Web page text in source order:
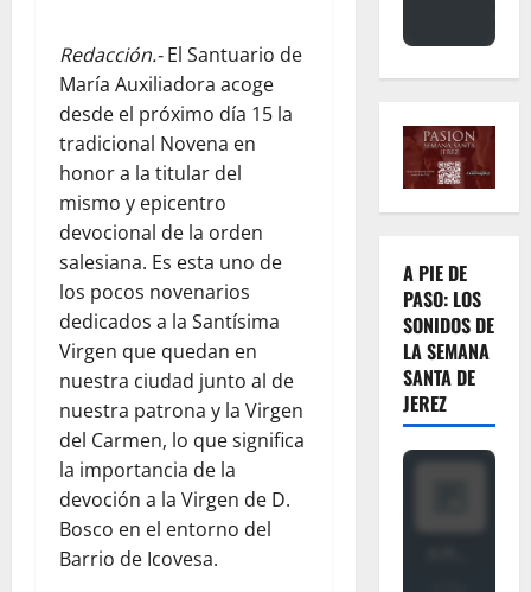
Redacción.-El Santuario de
María Auxiliadora acoge
desde el próximo día 15 la
tradicional Novena en
honor a la titular del
mismo y epicentro
devocional de la orden
salesiana. Es esta uno de
los pocos novenarios
dedicados a la Santísima
Virgen que quedan en
nuestra ciudad junto al de
nuestra patrona y la Virgen
del Carmen, lo que significa
la importancia de la
devoción a la Virgen de D.
Bosco en el entorno del
Barrio de Icovesa.
A PIE DE
PASO: LOS
SONIDOS DE
LA SEMANA
SANTA DE
JEREZ